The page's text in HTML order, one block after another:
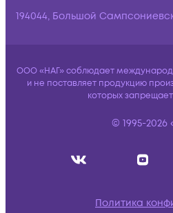
194044, Большой
ООО «НАГ» соблюдает
и не поставляет продукцию
которых
© 1995-2026
Политика